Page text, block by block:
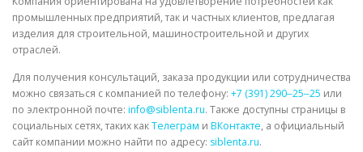
промышленных предприятий, так и частных клиентов, предлагая
изделия для строительной, машиностроительной и других
отраслей.
Для получения консультаций, заказа продукции или сотрудничества
можно связаться с компанией по телефону: +7 (391) 290‒25‒25 или
по электронной почте: info@siblenta.ru. Также доступны страницы в
социальных сетях, таких какТелеграм и ВКонтакте, а официальный
сайт компании можно найти по адресу: siblenta.ru.